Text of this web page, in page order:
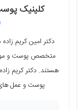
کلینیک
دکتر امین کریم
پوست و عمل های